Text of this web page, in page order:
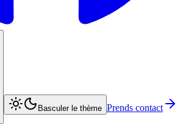
Basculer le thème Prends contact